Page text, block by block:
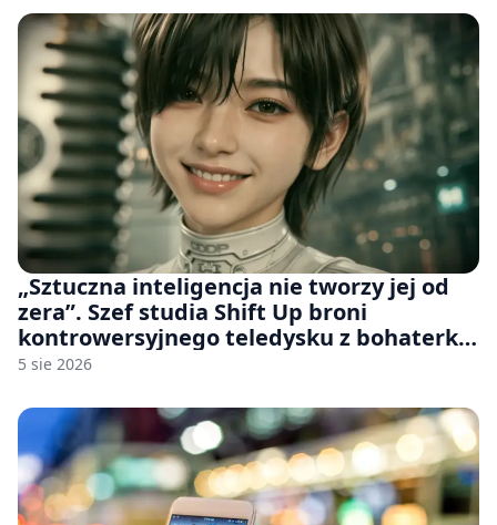
„Sztuczna inteligencja nie tworzy jej od
zera”. Szef studia Shift Up broni
kontrowersyjnego teledysku z bohaterką
Stellar Blade: Blood Rain
5 sie 2026